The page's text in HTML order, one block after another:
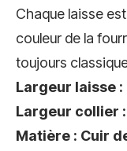
Chaque laisse
couleur de la
toujours
Largeur laisse :
Largeur collier :
Matière : Cuir